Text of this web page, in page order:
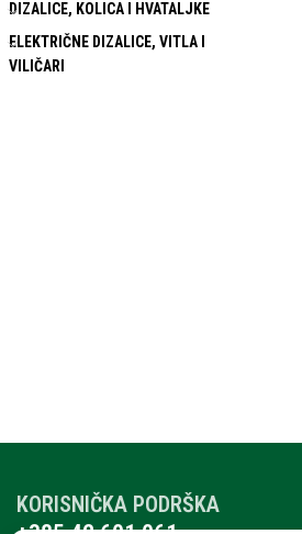
DIZALICE, KOLICA I HVATALJKE
ELEKTRIČNE DIZALICE, VITLA I
VILIČARI
KORISNIČKA PODRŠKA